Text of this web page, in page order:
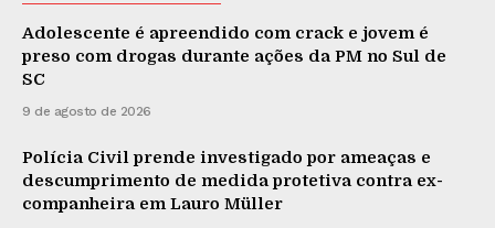
Adolescente é apreendido com crack e jovem é
preso com drogas durante ações da PM no Sul de
SC
9 de agosto de 2026
Polícia Civil prende investigado por ameaças e
descumprimento de medida protetiva contra ex-
companheira em Lauro Müller